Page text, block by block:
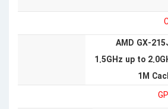
AMD GX-
1.5GHz up to
1M